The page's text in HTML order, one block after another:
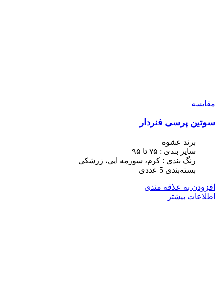
مقایسه
سوتین پرسی فنردار
برند عشوه
سایز بندی : ٧۵ تا ٩۵
رنگ بندی : کرم، سورمه ایی، زرشکی
بسته‌بندی 5 عددی
افزودن به علاقه مندی
اطلاعات بیشتر